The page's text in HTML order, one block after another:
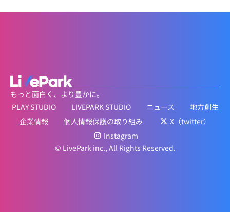
もっと面白く、より豊かに。
PLAY STUDIO
LIVEPARK STUDIO ニュース
地方創生
企業情報
個人情報保護の取り組み
X（twitter）
Instagram
© LivePark inc., All Rights Reserved.